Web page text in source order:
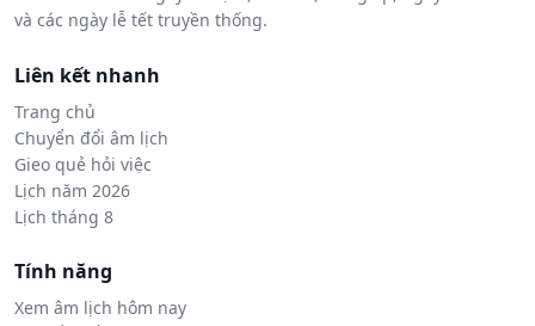
và các ngày lễ tết truyền thống.
Liên kết nhanh
Trang chủ
Chuyển đổi âm lịch
Gieo quẻ hỏi việc
Lịch năm 2026
Lịch tháng 8
Tính năng
Xem âm lịch hôm nay